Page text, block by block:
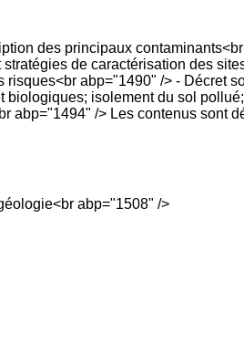
des principaux
de caractérisation des
abp="1490" /> - Décret
isolement du sol
abp="1494" /> Les contenus sont
abp="1508" />